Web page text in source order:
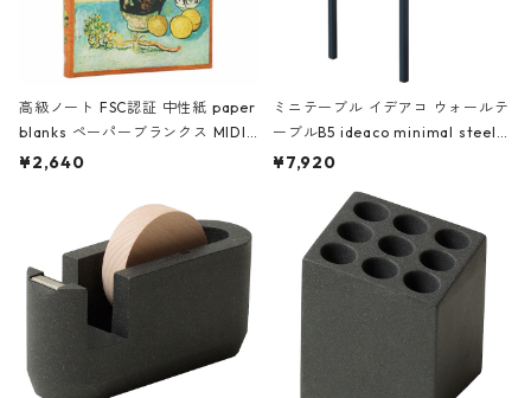
高級ノート FSC認証 中性紙 paper
blanks ペーパーブランクス MIDI
ハードカバー 罫線 ヴァン・ゴッホ
¥2,640
ミニテーブル イデアコ ウォールテ
ーブルB5 ideaco minimal steel f
urniture WALL Table B5 ネイビー
¥7,920